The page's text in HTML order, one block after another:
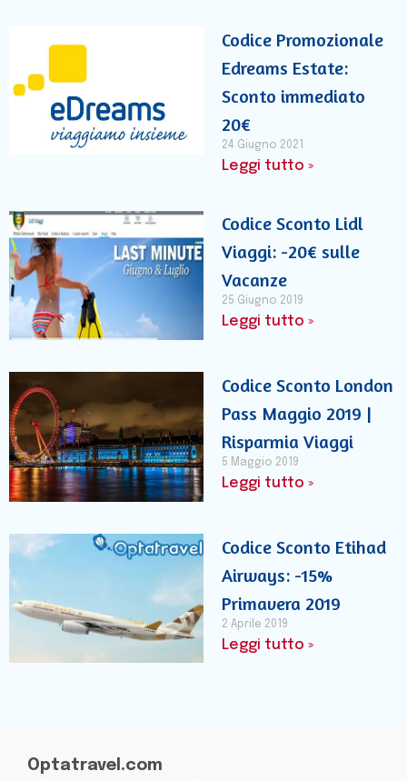
Codice Promozionale
Edreams Estate:
Sconto immediato
20€
24 Giugno 2021
Leggi tutto »
Codice Sconto Lidl
Viaggi: -20€ sulle
Vacanze
25 Giugno 2019
Leggi tutto »
Codice Sconto London
Pass Maggio 2019 |
Risparmia Viaggi
5 Maggio 2019
Leggi tutto »
Codice Sconto Etihad
Airways: -15%
Primavera 2019
2 Aprile 2019
Leggi tutto »
Optatravel.com